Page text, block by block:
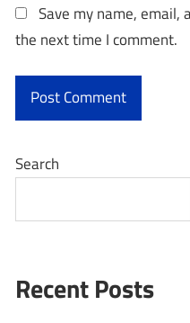
Save my name,
the next time I comment.
Search
Recent Posts